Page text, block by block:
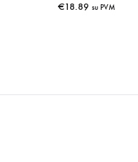
€18.89 su PVM